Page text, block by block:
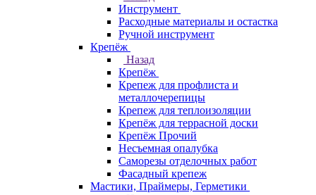
Инструмент
Расходные материалы и остастка
Ручной инструмент
Крепёж
Назад
Крепёж
Крепеж для профлиста и
металлочерепицы
Крепеж для теплоизоляции
Крепёж для террасной доски
Крепёж Прочий
Несъемная опалубка
Саморезы отделочных работ
Фасадный крепеж
Мастики, Праймеры, Герметики